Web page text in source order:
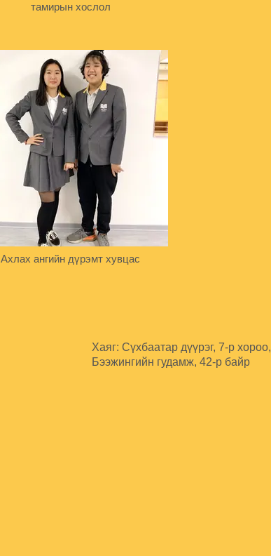
тамирын хослол
Ахлах ангийн дүрэмт хувцас
Хаяг: Сүхбаатар дүүрэг, 7-р хороо,
Бээжингийн гудамж, 42-р байр